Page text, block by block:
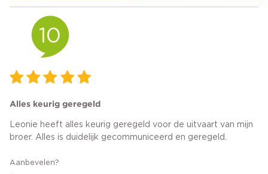
10
Alles keurig geregeld
Leonie heeft alles keurig geregeld voor de uitvaart van mijn
broer. Alles is duidelijk gecommuniceerd en geregeld.
Aanbevelen?